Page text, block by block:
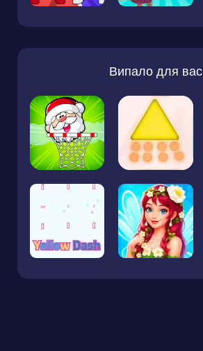
Випало для вас